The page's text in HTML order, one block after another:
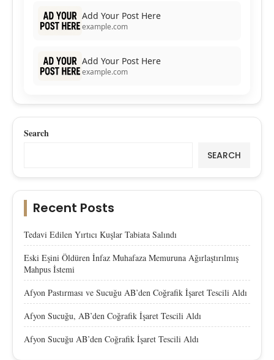
Add Your Post Here
example.com
Add Your Post Here
example.com
Search
SEARCH
Recent Posts
Tedavi Edilen Yırtıcı Kuşlar Tabiata Salındı
Eski Eşini Öldüren İnfaz Muhafaza Memuruna Ağırlaştırılmış
Mahpus İstemi
Afyon Pastırması ve Sucuğu AB’den Coğrafik İşaret Tescili Aldı
Afyon Sucuğu, AB’den Coğrafik İşaret Tescili Aldı
Afyon Sucuğu AB’den Coğrafik İşaret Tescili Aldı